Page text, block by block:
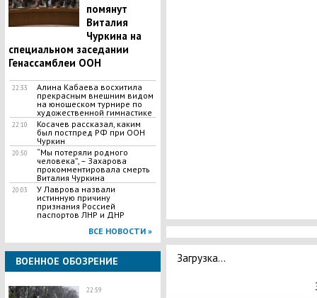
помянут
Виталия
Чуркина на
специальном заседании
Генассамблеи ООН
22:33
Алина Кабаева восхитила
прекрасным внешним видом
на юношеском турнире по
художественной гимнастике
22:10
Косачев рассказал, каким
был постпред РФ при ООН
Чуркин
20:50
“Мы потеряли родного
человека”, – Захарова
прокомментировала смерть
Виталия Чуркина
20:03
У Лаврова назвали
истинную причину
признания Россией
паспортов ЛНР и ДНР
ВСЕ НОВОСТИ »
ВОЕННОЕ ОБОЗРЕНИЕ
22:59
Загрузка...